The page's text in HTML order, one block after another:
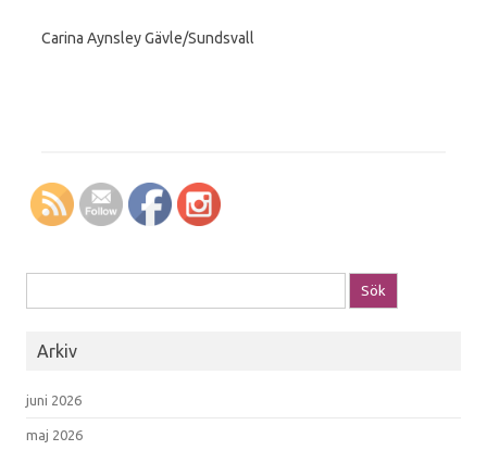
Carina Aynsley Gävle/Sundsvall
Arkiv
juni 2026
maj 2026